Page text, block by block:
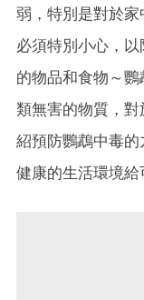
弱，特別是對於
必須特別小心，
的物品和食物～
類無害的物質，
紹預防鸚鵡中毒的
健康的生活環境給